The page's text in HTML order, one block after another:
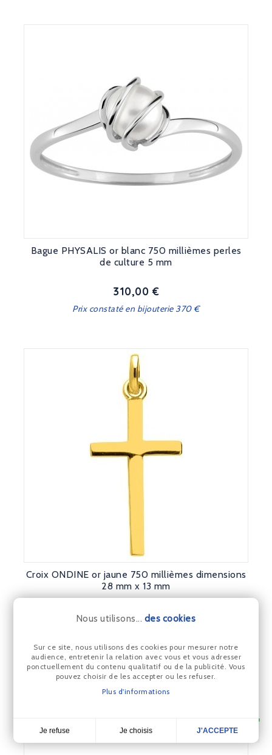
4,7
Bague PHYSALIS or blanc 750 millièmes perles
de culture 5 mm
Prix
310,00 €
Prix constaté en bijouterie 370 €
Croix ONDINE or jaune 750 millièmes dimensions
28 mm x 13 mm
Prix
520,00 €
Nous utilisons... des cookies
Sur ce site, nous utilisons des cookies pour mesurer notre
audience, entretenir la relation avec vous et vous adresser
ponctuellement du contenu qualitatif ou de la publicité. Vous
pouvez choisir de les accepter ou les refuser.
Plus d'informations
Je refuse Je choisis J'ACCEPTE